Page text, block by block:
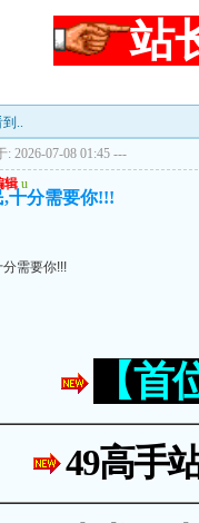
站
..
: 2026-07-08 01:45 ---
辑 u
,十分需要你!!!
需要你!!!
【
49高手